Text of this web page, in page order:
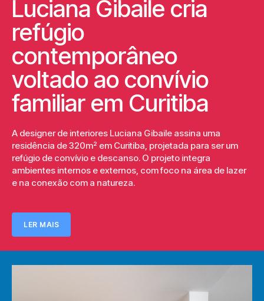
Luciana Gibaile cria
refúgio
contemporâneo
voltado ao convívio
familiar em Curitiba
A designer de interiores Luciana Gibaile assina uma
residência de 320m² em Curitiba, projetada para ser um
refúgio de convívio e descanso. O projeto integra
ambientes internos e externos, com foco na área de lazer
e na conexão com a natureza.
LER MAIS